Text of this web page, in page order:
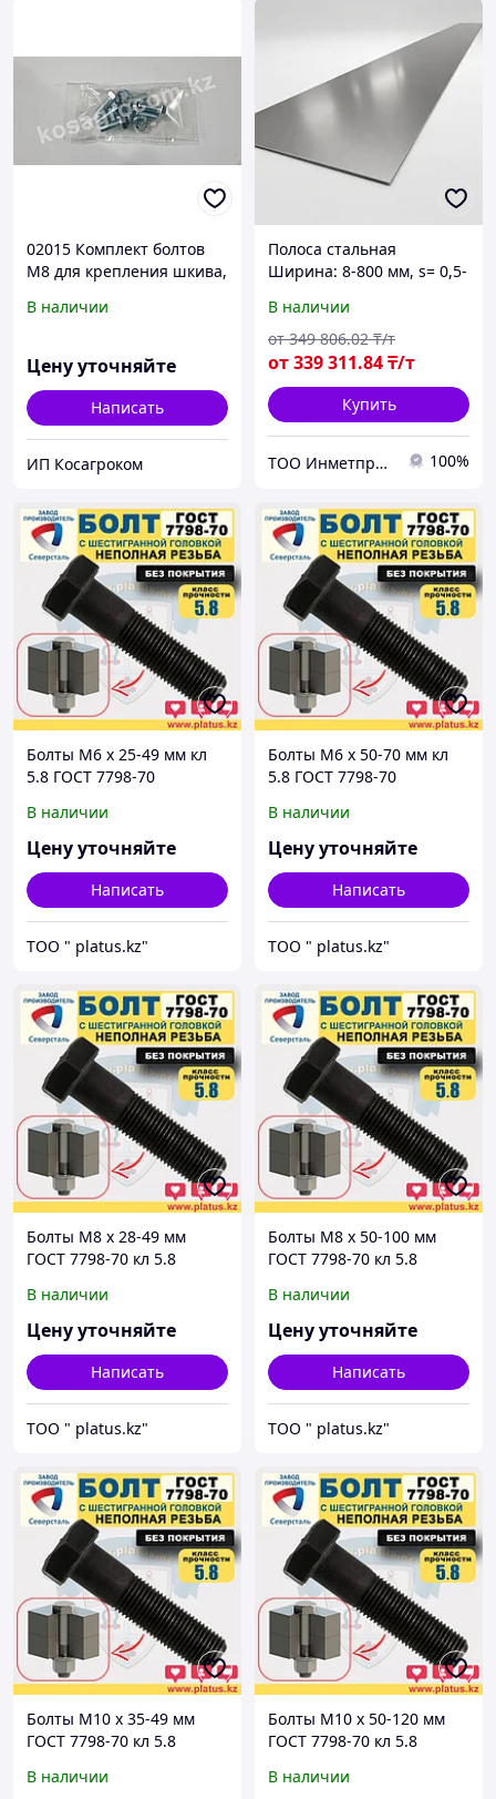
02015 Комплект болтов
М8 для крепления шкива,
В наличии
Цену уточняйте
Написать
ИП Косагроком
Полоса стальная
Ширина: 8-800 мм, s= 0,5-
Марка: Ст3; 3сп; 3пс; 45;
1пс...
В наличии
от339 311.84₸/т
от 349 806.02 ₸/т
Купить
ТОО Инметпром 100%
Болты М6 х 25-49 мм кл
5.8 ГОСТ 7798-70
покрытия)
В наличии
Цену уточняйте
Написать
ТОО " platus.kz"
Болты М6 х 50-70 мм кл
5.8 ГОСТ 7798-70
покрытия)
В наличии
Цену уточняйте
Написать
ТОО " platus.kz"
Болты М8 х 28-49 мм
ГОСТ 7798-70 кл 5.8
покрытия)
В наличии
Цену уточняйте
Написать
ТОО " platus.kz"
Болты М8 х 50-100 мм
ГОСТ 7798-70 кл 5.8
покрытия)
В наличии
Цену уточняйте
Написать
ТОО " platus.kz"
Болты М10 х 35-49 мм
ГОСТ 7798-70 кл 5.8
покрытия)
В наличии
Болты М10 х 50-120 мм
ГОСТ 7798-70 кл 5.8
покрытия)
В наличии